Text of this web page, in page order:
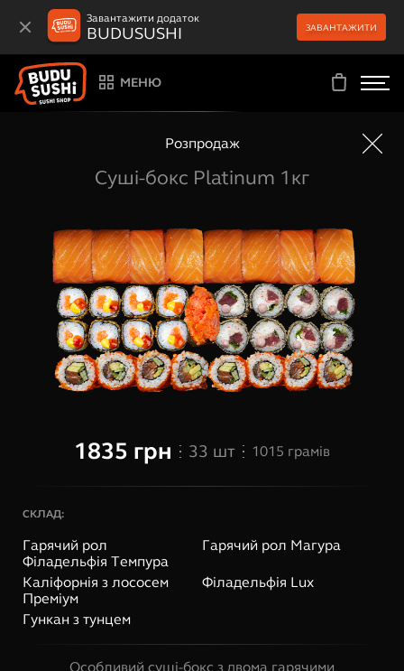
Завантажити додаток
BUDUSUSHI ЗАВАНТАЖИТИ
МЕНЮ
Розпродаж
Суші-бокс Platinum 1кг
1835 грн 33 шт 1015 грамів
СКЛАД:
Гарячий рол
Філадельфія Темпура
Гарячий рол Магура
Каліфорнія з лососем
Преміум
Філадельфія Lux
Гункан з тунцем
Особливий суші-бокс з двома гарячими